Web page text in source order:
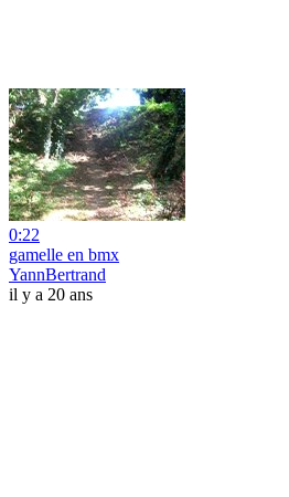
0:22
gamelle en bmx
YannBertrand
il y a 20 ans